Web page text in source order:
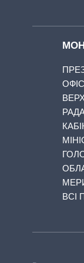
ОФІС
ВСІ